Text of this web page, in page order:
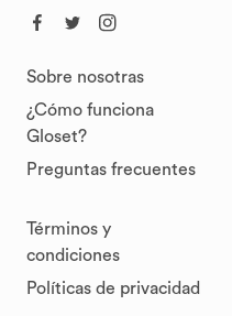
Sobre nosotras
¿Cómo funciona
Gloset?
Preguntas frecuentes
Términos y
condiciones
Políticas de privacidad